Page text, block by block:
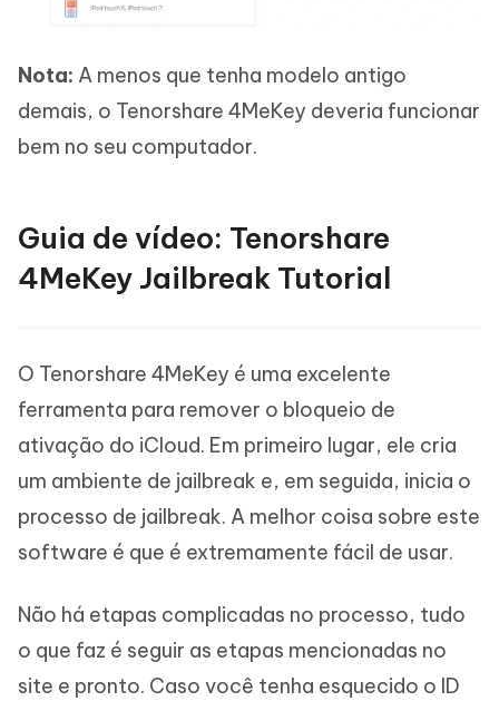
Nota: A menos que tenha modelo antigo
demais, o Tenorshare 4MeKey deveria funcionar
bem no seu computador.
Guia de vídeo: Tenorshare
4MeKey Jailbreak Tutorial
O Tenorshare 4MeKey é uma excelente
ferramenta para remover o bloqueio de
ativação do iCloud. Em primeiro lugar, ele cria
um ambiente de jailbreak e, em seguida, inicia o
processo de jailbreak. A melhor coisa sobre este
software é que é extremamente fácil de usar.
Não há etapas complicadas no processo, tudo
o que faz é seguir as etapas mencionadas no
site e pronto. Caso você tenha esquecido o ID